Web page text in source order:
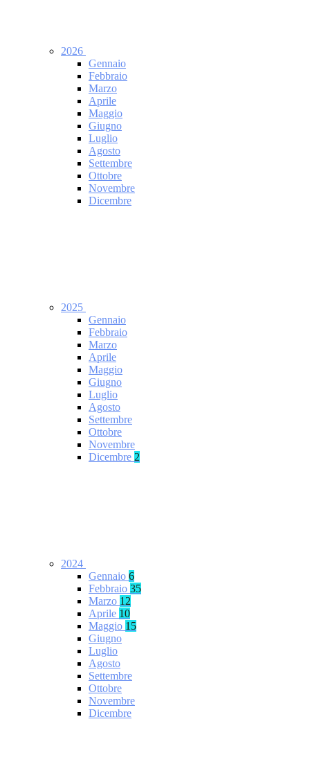
2026
Gennaio
Febbraio
Marzo
Aprile
Maggio
Giugno
Luglio
Agosto
Settembre
Ottobre
Novembre
Dicembre
2025
Gennaio
Febbraio
Marzo
Aprile
Maggio
Giugno
Luglio
Agosto
Settembre
Ottobre
Novembre
Dicembre 2
2024
Gennaio 6
Febbraio 35
Marzo 12
Aprile 10
Maggio 15
Giugno
Luglio
Agosto
Settembre
Ottobre
Novembre
Dicembre